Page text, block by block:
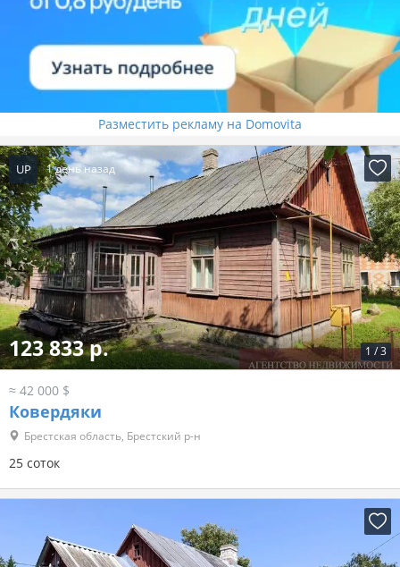
Разместить рекламу на Domovita
UP 1 день назад
1 /3
123 833 р.
≈ 42 000 $
Ковердяки
Брестская область, Брестский р-н
25 соток